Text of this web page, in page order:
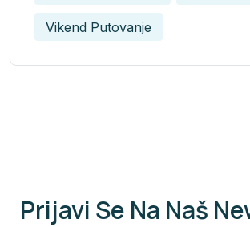
Vikend Putovanje
Prijavi Se Na Naš